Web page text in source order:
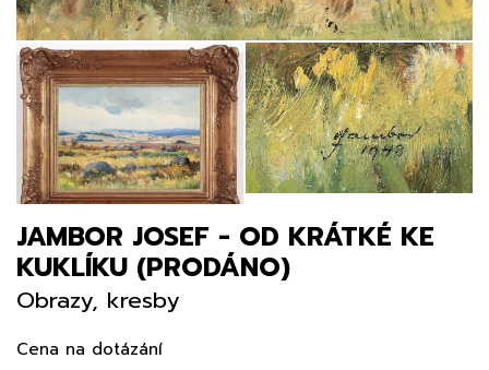
JAMBOR JOSEF - OD KRÁTKÉ KE
KUKLÍKU (PRODÁNO)
Obrazy, kresby
Cena na dotázání